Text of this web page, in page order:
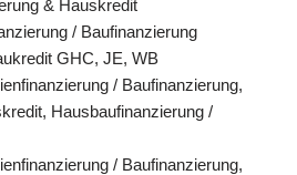
& Hauskredit
/ Baufinanzierung
GHC, JE, WB
/ Baufinanzierung,
Hausbaufinanzierung /
/ Baufinanzierung,